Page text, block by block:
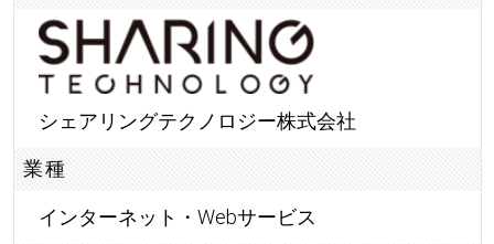
シェアリングテクノロジー株式会社
業種
インターネット・Webサービス